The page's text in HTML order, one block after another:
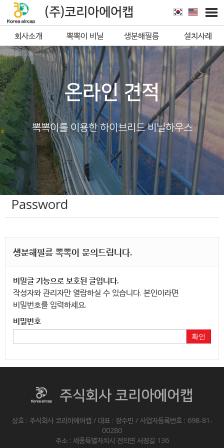
(주)코리아에어캡
회사소개 뽁뽁이 비닐
생분해필름
뽁뽁이
설치사례
온라인 견적
뽁뽁이를 이용한 하이브리드 비닐하우스
Password
생분해필름 뽁뽁이 문의드립니다.
비밀글 기능으로 보호된 글입니다.
작성자와 관리자만 열람하실 수 있습니다. 본인이라면
비밀번호를 입력하세요.
비밀번호
확인
주식회사 코리아에어캡
상호 : 주식회사 코리아에어캡 / 대표 : 장수민 / 사업자등록번호 : 698-81-
00280
주소 : 세종특별자치시 전의면 서정길 136